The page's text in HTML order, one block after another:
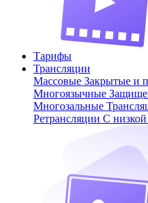
Тарифы
Трансляции
Массовые Закрытые и
Многоязычные
Многозальные
Ретрансляции С низкой